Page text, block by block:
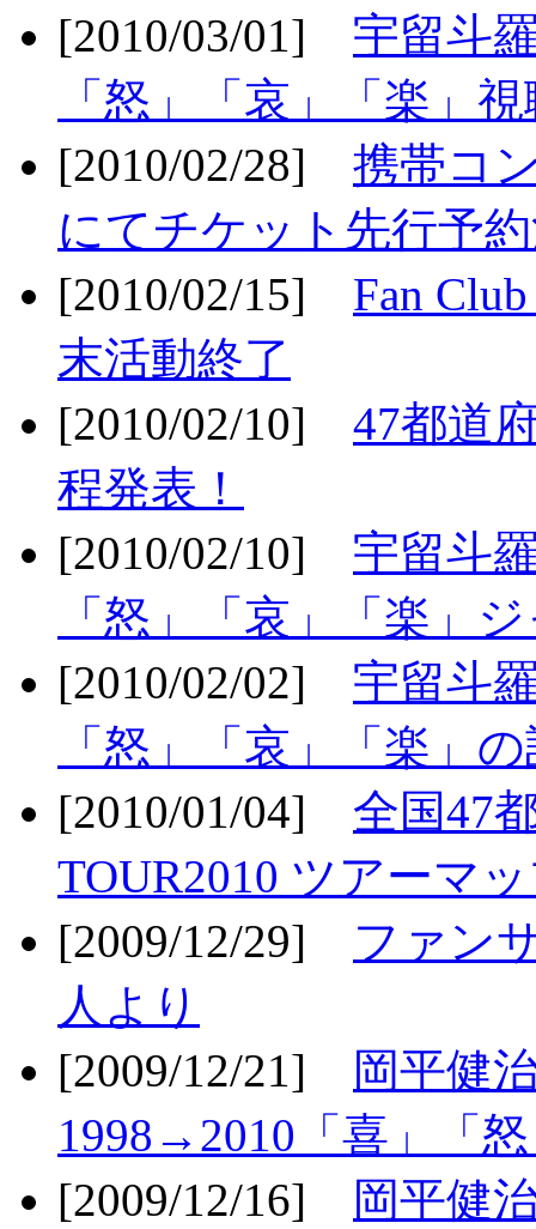
[2010/03/01] 宇留斗
「怒」「哀」「楽」
[2010/02/28] 携帯コ
にてチケット先行予
[2010/02/15] Fan
末活動終了
[2010/02/10] 47都道
程発表！
[2010/02/10] 宇留斗
「怒」「哀」「楽」
[2010/02/02] 宇留斗
「怒」「哀」「楽」
[2010/01/04] 全国47
TOUR2010 ツアーマ
[2009/12/29] ファン
人より
[2009/12/21]
岡平健
1998→2010「喜」「
[2009/12/16]
岡平健